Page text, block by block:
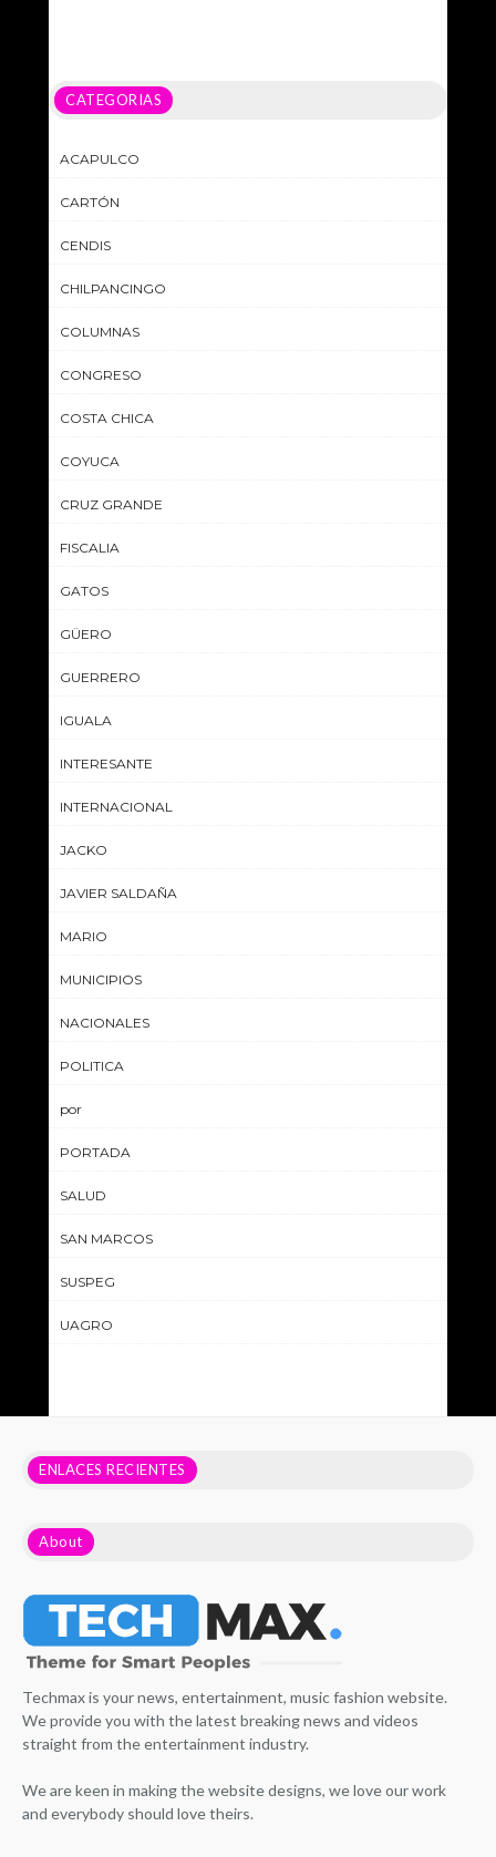
CATEGORIAS
ACAPULCO
CARTÓN
CENDIS
CHILPANCINGO
COLUMNAS
CONGRESO
COSTA CHICA
COYUCA
CRUZ GRANDE
FISCALIA
GATOS
GÜERO
GUERRERO
IGUALA
INTERESANTE
INTERNACIONAL
JACKO
JAVIER SALDAÑA
MARIO
MUNICIPIOS
NACIONALES
POLITICA
por
PORTADA
SALUD
SAN MARCOS
SUSPEG
UAGRO
ENLACES RECIENTES
About
Techmax is your news, entertainment, music fashion website.
We provide you with the latest breaking news and videos
straight from the entertainment industry.
We are keen in making the website designs, we love our work
and everybody should love theirs.